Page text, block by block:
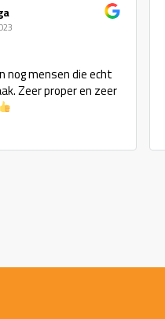
nog mensen die echt
Zeer proper en zeer